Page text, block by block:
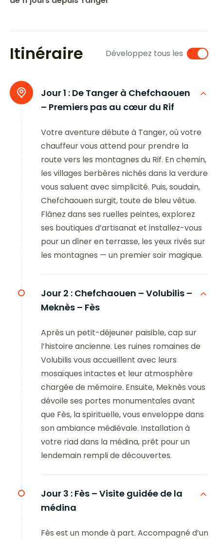
Itinéraire Développez tous les
Jour 1 : De Tanger à Chefchaouen
– Premiers pas au cœur du Rif
Votre aventure débute à Tanger, où votre
chauffeur vous attend pour prendre la
route vers les montagnes du Rif. En chemin,
les villages berbères nichés dans la verdure
vous saluent avec simplicité. Puis, soudain,
Chefchaouen surgit, toute de bleu vêtue.
Flânez dans ses ruelles peintes, explorez
ses boutiques d’artisanat et installez-vous
pour un dîner en terrasse, les yeux rivés sur
les montagnes — un premier soir magique.
Jour 2 : Chefchaouen – Volubilis –
Meknès – Fès
Après un petit-déjeuner paisible, cap sur
l’histoire ancienne. Les ruines romaines de
Volubilis vous accueillent avec leurs
mosaïques intactes et leur atmosphère
chargée de mémoire. Ensuite, Meknès vous
dévoile ses portes monumentales avant
que Fès, la spirituelle, vous enveloppe dans
son ambiance médiévale. Installation à
votre riad dans la médina, prêt pour un
lendemain rempli de découvertes.
Jour 3 : Fès – Visite guidée de la
médina
Fès est un monde à part. Accompagné d’un